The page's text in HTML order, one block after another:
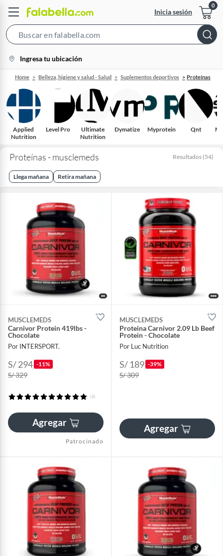
Inicia sesión
Bar
location-
icon
Ingresa tu ubicación
Home Belleza, higiene y salud - Salud Suplementos deportivos Proteínas
Applied
Nutrition
Level Pro
Ultimate
Nutrition
Dymatize Myprotein Qnt
Proteínas - musclemeds Resultados (54)
Llega mañana Retira mañana
MUSCLEMEDS
Carnivor Protein 419lbs -
Chocolate
Por INTERSPORT.
S/ 294 -11%
S/ 329
(6)
Agregar
Patrocinado
MUSCLEMEDS
Proteina Carnivor 2.09 Lb Beef
Protein - Chocolate
Por Luc Nutrition
S/ 189 -39%
S/ 309
Agregar